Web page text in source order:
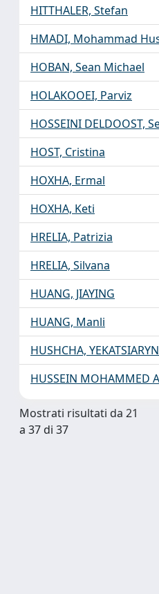
HITTHALER, Stefan
HMADI, Mohammad
HOBAN, Sean Michael
HOLAKOOEI, Parviz
HOSSEINI DELDOOST,
HOST, Cristina
HOXHA, Ermal
HOXHA, Keti
HRELIA, Patrizia
HRELIA, Silvana
HUANG, JIAYING
HUANG, Manli
HUSHCHA,
HUSSEIN MOHAMMED
Mostrati risultati da 21
a 37 di 37